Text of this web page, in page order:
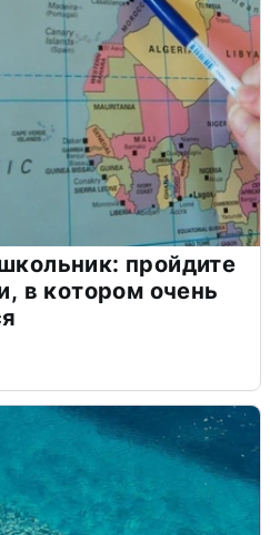
пройдите
в котором очень